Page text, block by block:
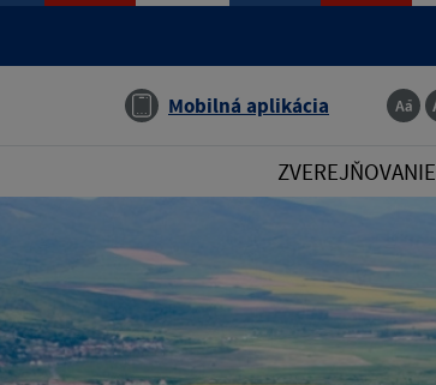
Mobilná aplikácia
ZVEREJŇOVANIE